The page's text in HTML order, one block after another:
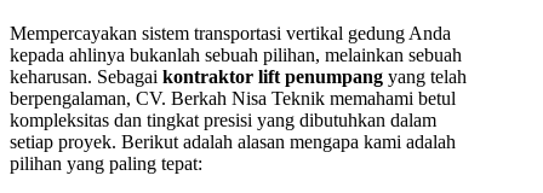
Mempercayakan sistem transportasi vertikal gedung Anda
kepada ahlinya bukanlah sebuah pilihan, melainkan sebuah
keharusan. Sebagai kontraktor lift penumpang yang telah
berpengalaman, CV. Berkah Nisa Teknik memahami betul
kompleksitas dan tingkat presisi yang dibutuhkan dalam
setiap proyek. Berikut adalah alasan mengapa kami adalah
pilihan yang paling tepat: